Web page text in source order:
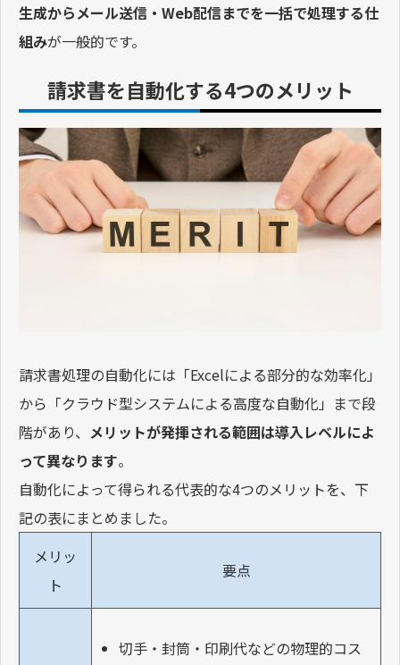
生成からメール送信・Web配信までを一括で処理する仕
組みが一般的です。
請求書を自動化する4つのメリット
請求書処理の自動化には「Excelによる部分的な効率化」
から「クラウド型システムによる高度な自動化」まで段
階があり、 メリットが発揮される範囲は導入レベルによ
って異なります。
自動化によって得られる代表的な4つのメリットを、下
記の表にまとめました。
メリッ
ト
要点
切手・封筒・印刷代などの物理的コス